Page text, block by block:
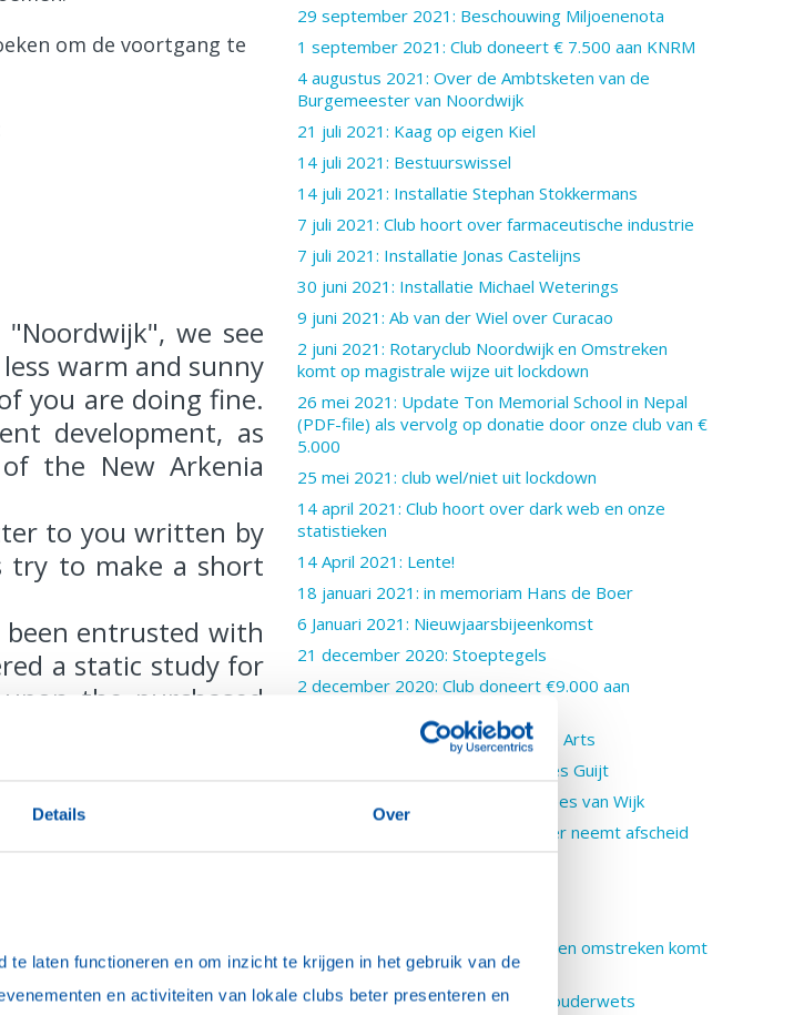
Details Over
laten functioneren en om inzicht te krijgen in het gebruik van de
en activiteiten van lokale clubs beter presenteren en
om de voortgang te
we see
warm and sunny
you are doing fine.
development, as
the New Arkenia
to you written by
try to make a short
entrusted with
a static study for
the purchased
Ph.D, from
to any fee).
measures
to its prospective
cost of such
existing structure
would be roughly
than fully
from Hustopeče,
29 september 2021: Beschouwing Miljoenenota
1 september 2021: Club doneert € 7.500 aan KNRM
4 augustus 2021: Over de Ambtsketen van de
Burgemeester van Noordwijk
21 juli 2021: Kaag op eigen Kiel
14 juli 2021: Bestuurswissel
14 juli 2021: Installatie Stephan Stokkermans
7 juli 2021: Club hoort over farmaceutische industrie
7 juli 2021: Installatie Jonas Castelijns
30 juni 2021: Installatie Michael Weterings
9 juni 2021: Ab van der Wiel over Curacao
2 juni 2021: Rotaryclub Noordwijk en Omstreken
komt op magistrale wijze uit lockdown
26 mei 2021: Update Ton Memorial School in Nepal
(PDF-file) als vervolg op donatie door onze club van €
5.000
25 mei 2021: club wel/niet uit lockdown
14 april 2021: Club hoort over dark web en onze
statistieken
14 April 2021: Lente!
18 januari 2021: in memoriam Hans de Boer
6 Januari 2021: Nieuwjaarsbijeenkomst
21 december 2020: Stoeptegels
2 december 2020: Club doneert €9.000 aan
28 oktober 2020: Installatie Sanne Arts
28 oktober 2020: Presentatie Cees Guijt
23 september 2020: Installatie Cees van Wijk
21 september 2020: Hans de Boer neemt afscheid
van VNO-NCW
3 juni 2020: Rotaryclub Noordwijk en omstreken komt
uit intelligente lockdown
30 mei 2020: Wijnpreuvenement ouderwets